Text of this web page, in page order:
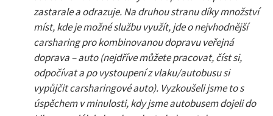
zastarale a odrazuje.Na druhou stranu díky množství
míst, kde je možné službu využít, jde o nejvhodnější
carsharing pro kombinovanou dopravu veřejná
doprava – auto (nejdříve můžete pracovat, číst si,
odpočívat a po vystoupení z vlaku/autobusu si
vypůjčit carsharingové auto). Vyzkoušeli jsme to s
úspěchem v minulosti, kdy jsme autobusem dojeli do